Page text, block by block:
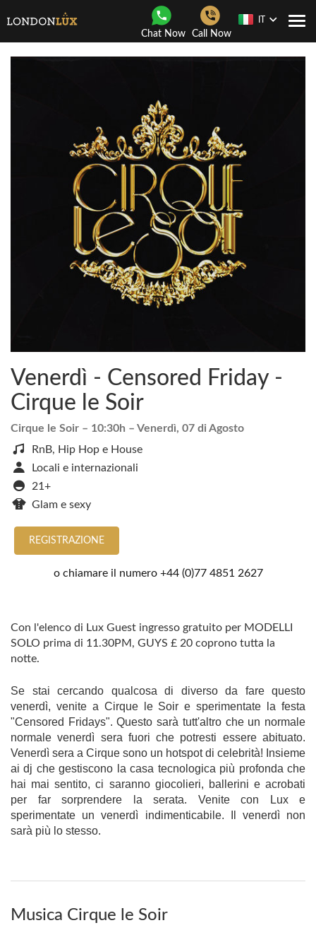
Chat Now Call Now
Venerdì - Censored Friday -
Cirque le Soir
Cirque le Soir – 10:30h – Venerdì, 07 di Agosto
RnB, Hip Hop e House
Locali e internazionali
21+
Glam e sexy
REGISTRAZIONE
o chiamare il numero +44 (0)77 4851 2627
Con l'elenco di Lux Guest ingresso gratuito per MODELLI
SOLO prima di 11.30PM, GUYS £ 20 coprono tutta la
notte.
Se stai cercando qualcosa di diverso da fare questo
venerdì, venite a Cirque le Soir e sperimentate la festa
"Censored Fridays". Questo sarà tutt'altro che un normale
normale venerdì sera fuori che potresti essere abituato.
Venerdì sera a Cirque sono un hotspot di celebrità! Insieme
ai dj che gestiscono la casa tecnologica più profonda che
hai mai sentito, ci saranno giocolieri, ballerini e acrobati
per far sorprendere la serata. Venite con Lux e
sperimentate un venerdì indimenticabile. Il venerdì non
sarà più lo stesso.
Musica Cirque le Soir